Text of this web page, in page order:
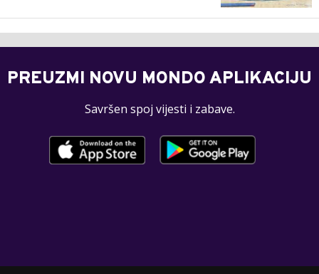
PREUZMI NOVU MONDO APLIKACIJU
Savršen spoj vijesti i zabave.